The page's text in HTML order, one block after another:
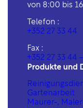
von 8:00 bis
Telefon :
+352 27 33 44
Fax :
+352 27 33 44
Produkte und
Gartenarbeit
Maurer-,